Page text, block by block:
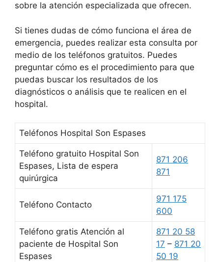
sobre la atención especializada que ofrecen.
Si tienes dudas de cómo funciona el área de
emergencia, puedes realizar esta consulta por
medio de los teléfonos gratuitos. Puedes
preguntar cómo es el procedimiento para que
puedas buscar los resultados de los
diagnósticos o análisis que te realicen en el
hospital.
Teléfonos Hospital Son Espases
Teléfono gratuito Hospital Son
Espases, Lista de espera
quirúrgica
871 206
871
Teléfono Contacto
971 175
600
Teléfono gratis Atención al
paciente de Hospital Son
Espases
871 20 58
17 – 871 20
50 19